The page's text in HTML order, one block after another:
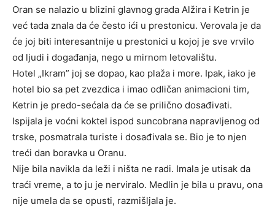
Oran se nalazio u blizini glavnog grada Alžira i Ketrin je
već tada znala da će često ići u prestonicu. Verovala je da
će joj biti interesantnije u prestonici u kojoj je sve vrvilo
od ljudi i događanja, nego u mirnom letovalištu.
Hotel „Ikram” joj se dopao, kao plaža i more. Ipak, iako je
hotel bio sa pet zvezdica i imao odličan animacioni tim,
Ketrin je predo-sećala da će se prilično dosađivati.
Ispijala je voćni koktel ispod suncobrana napravljenog od
trske, posmatrala turiste i dosađivala se. Bio je to njen
treći dan boravka u Oranu.
Nije bila navikla da leži i ništa ne radi. Imala je utisak da
traći vreme, a to ju je nerviralo. Medlin je bila u pravu, ona
nije umela da se opusti, razmišljala je.